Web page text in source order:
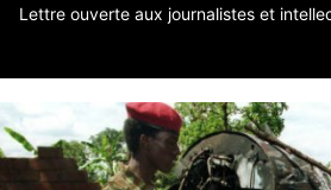
Lettre ouverte aux journalistes et